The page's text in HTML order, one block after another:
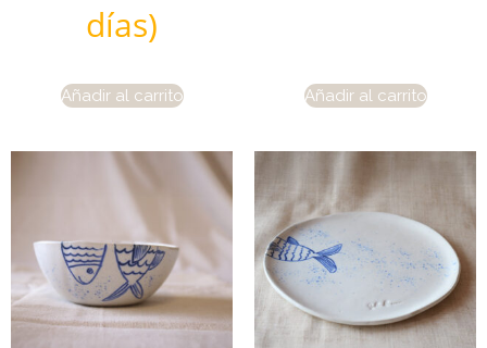
días)
Añadir al carrito Añadir al carrito